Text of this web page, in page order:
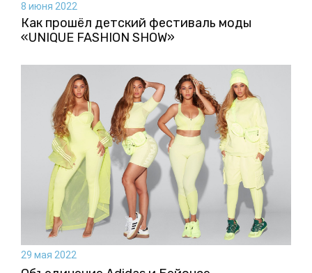
8 июня 2022
Как прошёл детский фестиваль моды
«UNIQUE FASHION SHOW»
29 мая 2022